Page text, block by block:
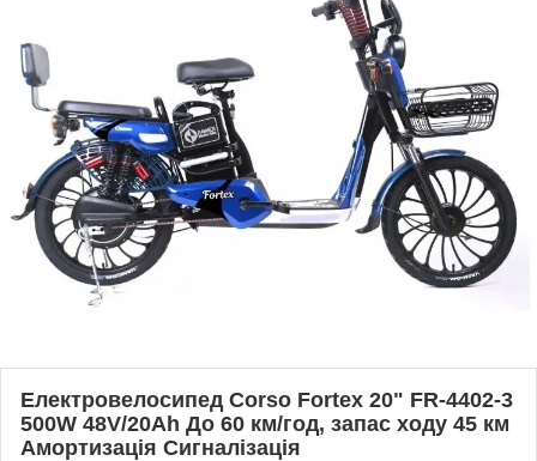
Електровелосипед Corso Fortex 20" FR-4402-3
500W 48V/20Ah До 60 км/год, запас ходу 45 км
Амортизація Сигналізація